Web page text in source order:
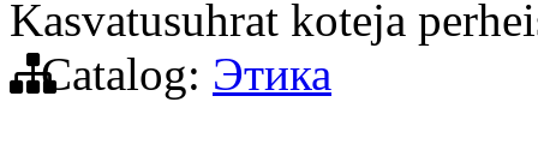
Kasvatusuhrat koteja
Catalog: Этика